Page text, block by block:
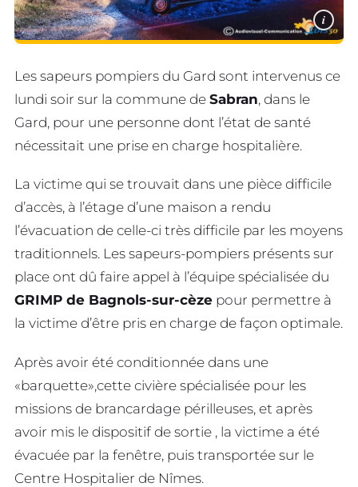
i
Les sapeurs pompiers du Gard sont intervenus ce
lundi soir sur la commune de Sabran, dans le
Gard, pour une personne dont l’état de santé
nécessitait une prise en charge hospitalière.
La victime qui se trouvait dans une pièce difficile
d’accès, à l’étage d’une maison a rendu
l’évacuation de celle-ci très difficile par les moyens
traditionnels. Les sapeurs-pompiers présents sur
place ont dû faire appel à l’équipe spécialisée du
GRIMP de Bagnols-sur-cèze pour permettre à
la victime d’être pris en charge de façon optimale.
Après avoir été conditionnée dans une
«barquette»,cette civière spécialisée pour les
missions de brancardage périlleuses, et après
avoir mis le dispositif de sortie , la victime a été
évacuée par la fenêtre, puis transportée sur le
Centre Hospitalier de Nîmes.